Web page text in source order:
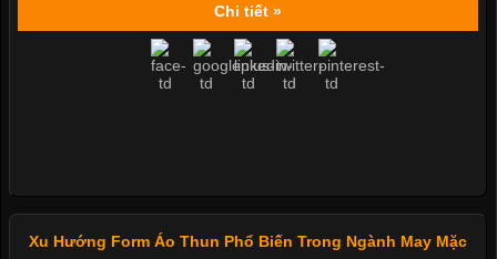
Chi tiết »
Xu Hướng Form Áo Thun Phổ Biến Trong Ngành May Mặc